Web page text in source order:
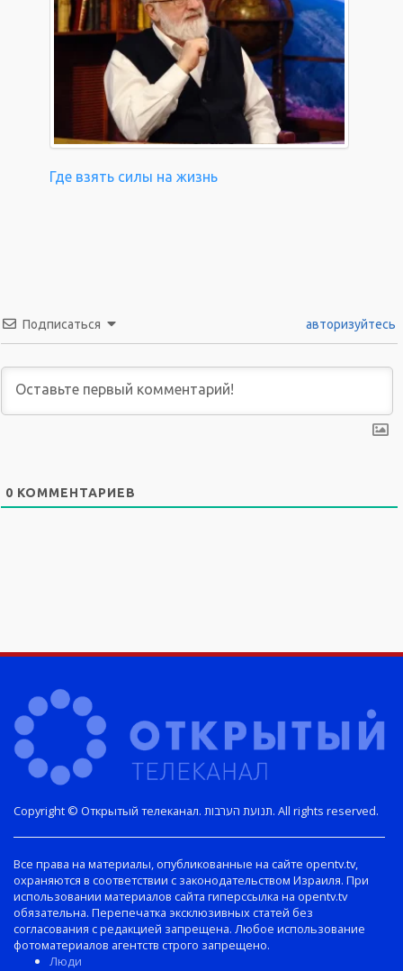
Где взять силы на жизнь
Подписаться авторизуйтесь
0 КОММЕНТАРИЕВ
Copyright © Открытый телеканал. תנועת הערבות. All rights reserved.
Все права на материалы, опубликованные на сайте opentv.tv,
охраняются в соответствии с законодательством Израиля. При
использовании материалов сайта гиперссылка на opentv.tv
обязательна. Перепечатка эксклюзивных статей без
согласования с редакцией запрещена. Любое использование
фотоматериалов агентств строго запрещено.
Люди